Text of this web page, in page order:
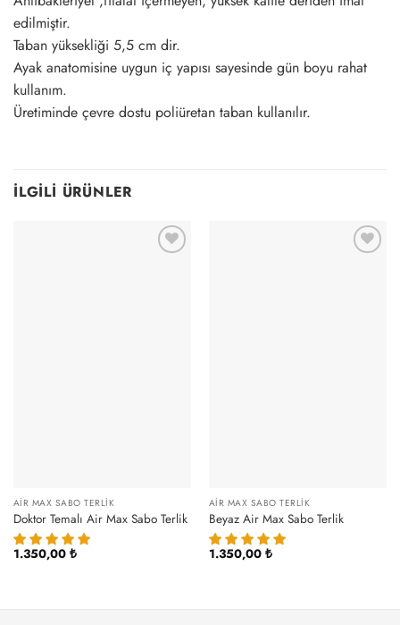
edilmiştir.
Taban yüksekliği 5,5 cm dir.
Ayak anatomisine uygun iç yapısı sayesinde gün boyu rahat
kullanım.
Üretiminde çevre dostu poliüretan taban kullanılır.
İLGILI ÜRÜNLER
AIR MAX SABO TERLIK
Doktor Temalı Air Max Sabo Terlik
1.350,00 ₺
AIR MAX SABO TERLIK
Beyaz Air Max Sabo Terlik
1.350,00 ₺